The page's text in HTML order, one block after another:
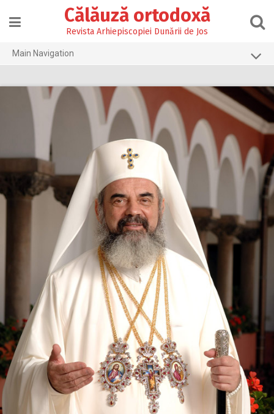
content
Călăuză ortodoxă
Revista Arhiepiscopiei Dunării de Jos
Main Navigation
2026
2022
2017
2016
2015
2014